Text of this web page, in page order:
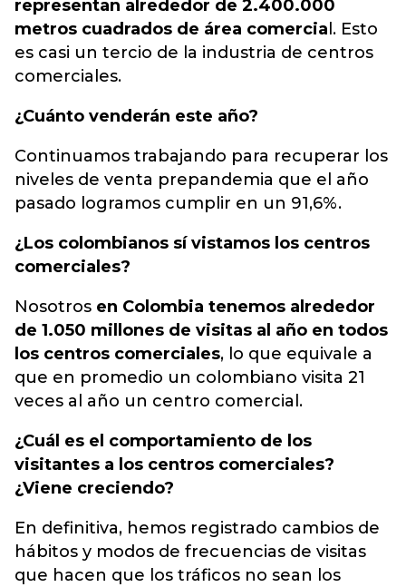
representan alrededor de 2.400.000
metros cuadrados de área comercia l. Esto
es casi un tercio de la industria de centros
comerciales.
¿Cuánto venderán este año?
Continuamos trabajando para recuperar los
niveles de venta prepandemia que el año
pasado logramos cumplir en un 91,6%.
¿Los colombianos sí vistamos los centros
comerciales?
Nosotros en Colombia tenemos alrededor
de 1.050 millones de visitas al año en todos
los centros comerciales, lo que equivale a
que en promedio un colombiano visita 21
veces al año un centro comercial.
¿Cuál es el comportamiento de los
visitantes a los centros comerciales?
¿Viene creciendo?
En definitiva, hemos registrado cambios de
hábitos y modos de frecuencias de visitas
que hacen que los tráficos no sean los